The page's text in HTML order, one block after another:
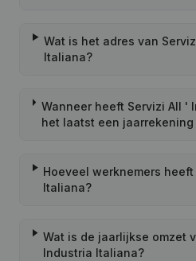
Wat is het adres van
Italiana?
Wanneer heeft Servizi All '
het laatst een
Hoeveel werknemers
Italiana?
Wat is de jaarlijkse omzet
Industria Italiana?